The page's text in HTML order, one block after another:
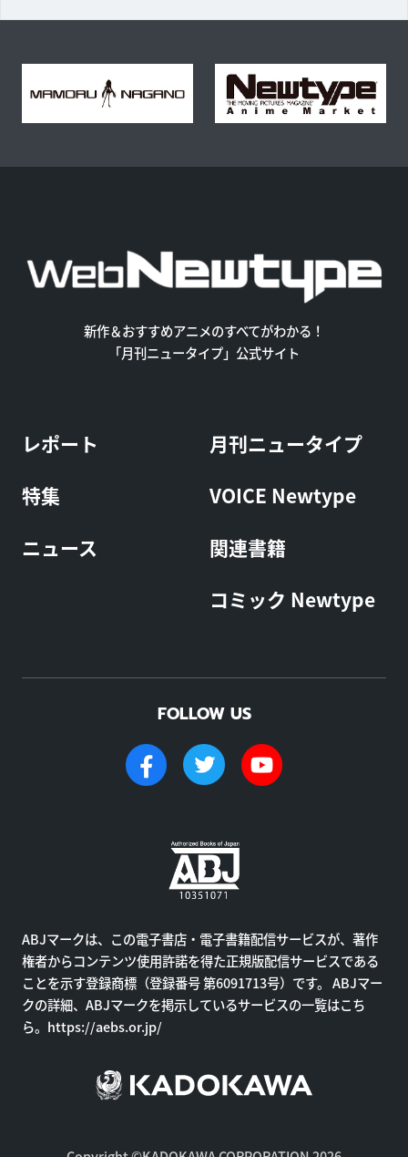
新作＆おすすめアニメのすべてがわかる！
「月刊ニュータイプ」公式サイト
レポート
特集
ニュース
月刊ニュータイプ
VOICE Newtype
関連書籍
コミック Newtype
FOLLOW US
ABJマークは、この電子書店・電子書籍配信サービスが、著作
権者からコンテンツ使用許諾を得た正規版配信サービスである
ことを示す登録商標（登録番号 第6091713号）です。 ABJマー
クの詳細、ABJマークを掲示しているサービスの一覧はこち
ら。 https://aebs.or.jp/